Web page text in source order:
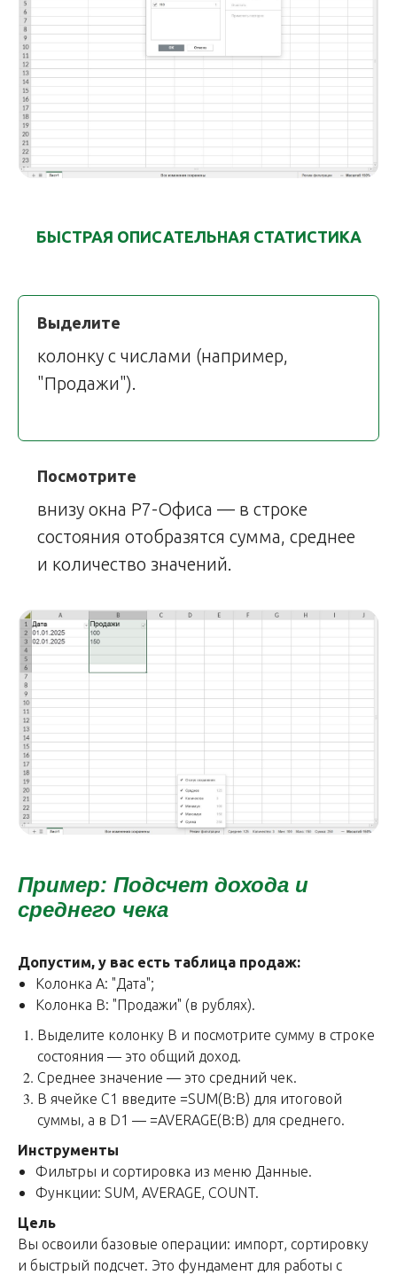
БЫСТРАЯ ОПИСАТЕЛЬНАЯ СТАТИСТИКА
Выделите
колонку с числами (например,
"Продажи").
Посмотрите
внизу окна Р7-Офиса — в строке
состояния отобразятся сумма, среднее
и количество значений.
Пример: Подсчет дохода и
среднего чека
Допустим, у вас есть таблица продаж:
Колонка A: "Дата";
Колонка B: "Продажи" (в рублях).
Выделите колонку B и посмотрите сумму в строке
состояния — это общий доход.
Среднее значение — это средний чек.
В ячейке C1 введите =SUM(B:B) для итоговой
суммы, а в D1 — =AVERAGE(B:B) для среднего.
Инструменты
Фильтры и сортировка из меню Данные.
Функции: SUM, AVERAGE, COUNT.
Цель
Вы освоили базовые операции: импорт, сортировку
и быстрый подсчет. Это фундамент для работы с